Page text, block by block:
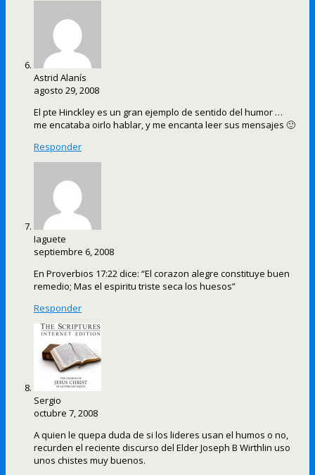
Astrid Alanís
agosto 29, 2008
El pte Hinckley es un gran ejemplo de sentido del humor …
me encataba oirlo hablar, y me encanta leer sus mensajes 🙂
Responder
Iaguete
septiembre 6, 2008
En Proverbios 17:22 dice: “El corazon alegre constituye buen
remedio; Mas el espiritu triste seca los huesos”
Responder
Sergio
octubre 7, 2008
A quien le quepa duda de si los lideres usan el humos o no,
recurden el reciente discurso del Elder Joseph B Wirthlin uso
unos chistes muy buenos.